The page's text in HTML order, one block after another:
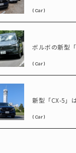
( Car )
( Car )
( Car )